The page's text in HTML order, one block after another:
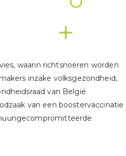
waarin richtsnoeren worden
inzake volksgezondheid,
van België
van een boostervaccinatie